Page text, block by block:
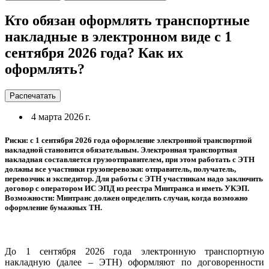
Кто обязан оформлять транспортные
накладные в электронном виде с 1
сентября 2026 года? Как их
оформлять?
Распечатать
4 марта 2026 г.
Риски: с 1 сентября 2026 года оформление электронной транспортной
накладной становится обязательным. Электронная транспортная
накладная составляется грузоотправителем, при этом работать с ЭТН
должны все участники грузоперевозки: отправитель, получатель,
перевозчик и экспедитор. Для работы с ЭТН участникам надо заключить
договор с оператором ИС ЭПД из реестра Минтранса и иметь УКЭП.
Возможности: Минтранс должен определить случаи, когда возможно
оформление бумажных ТН.
До 1 сентября 2026 года электронную транспортную
накладную (далее – ЭТН) оформляют по договоренности